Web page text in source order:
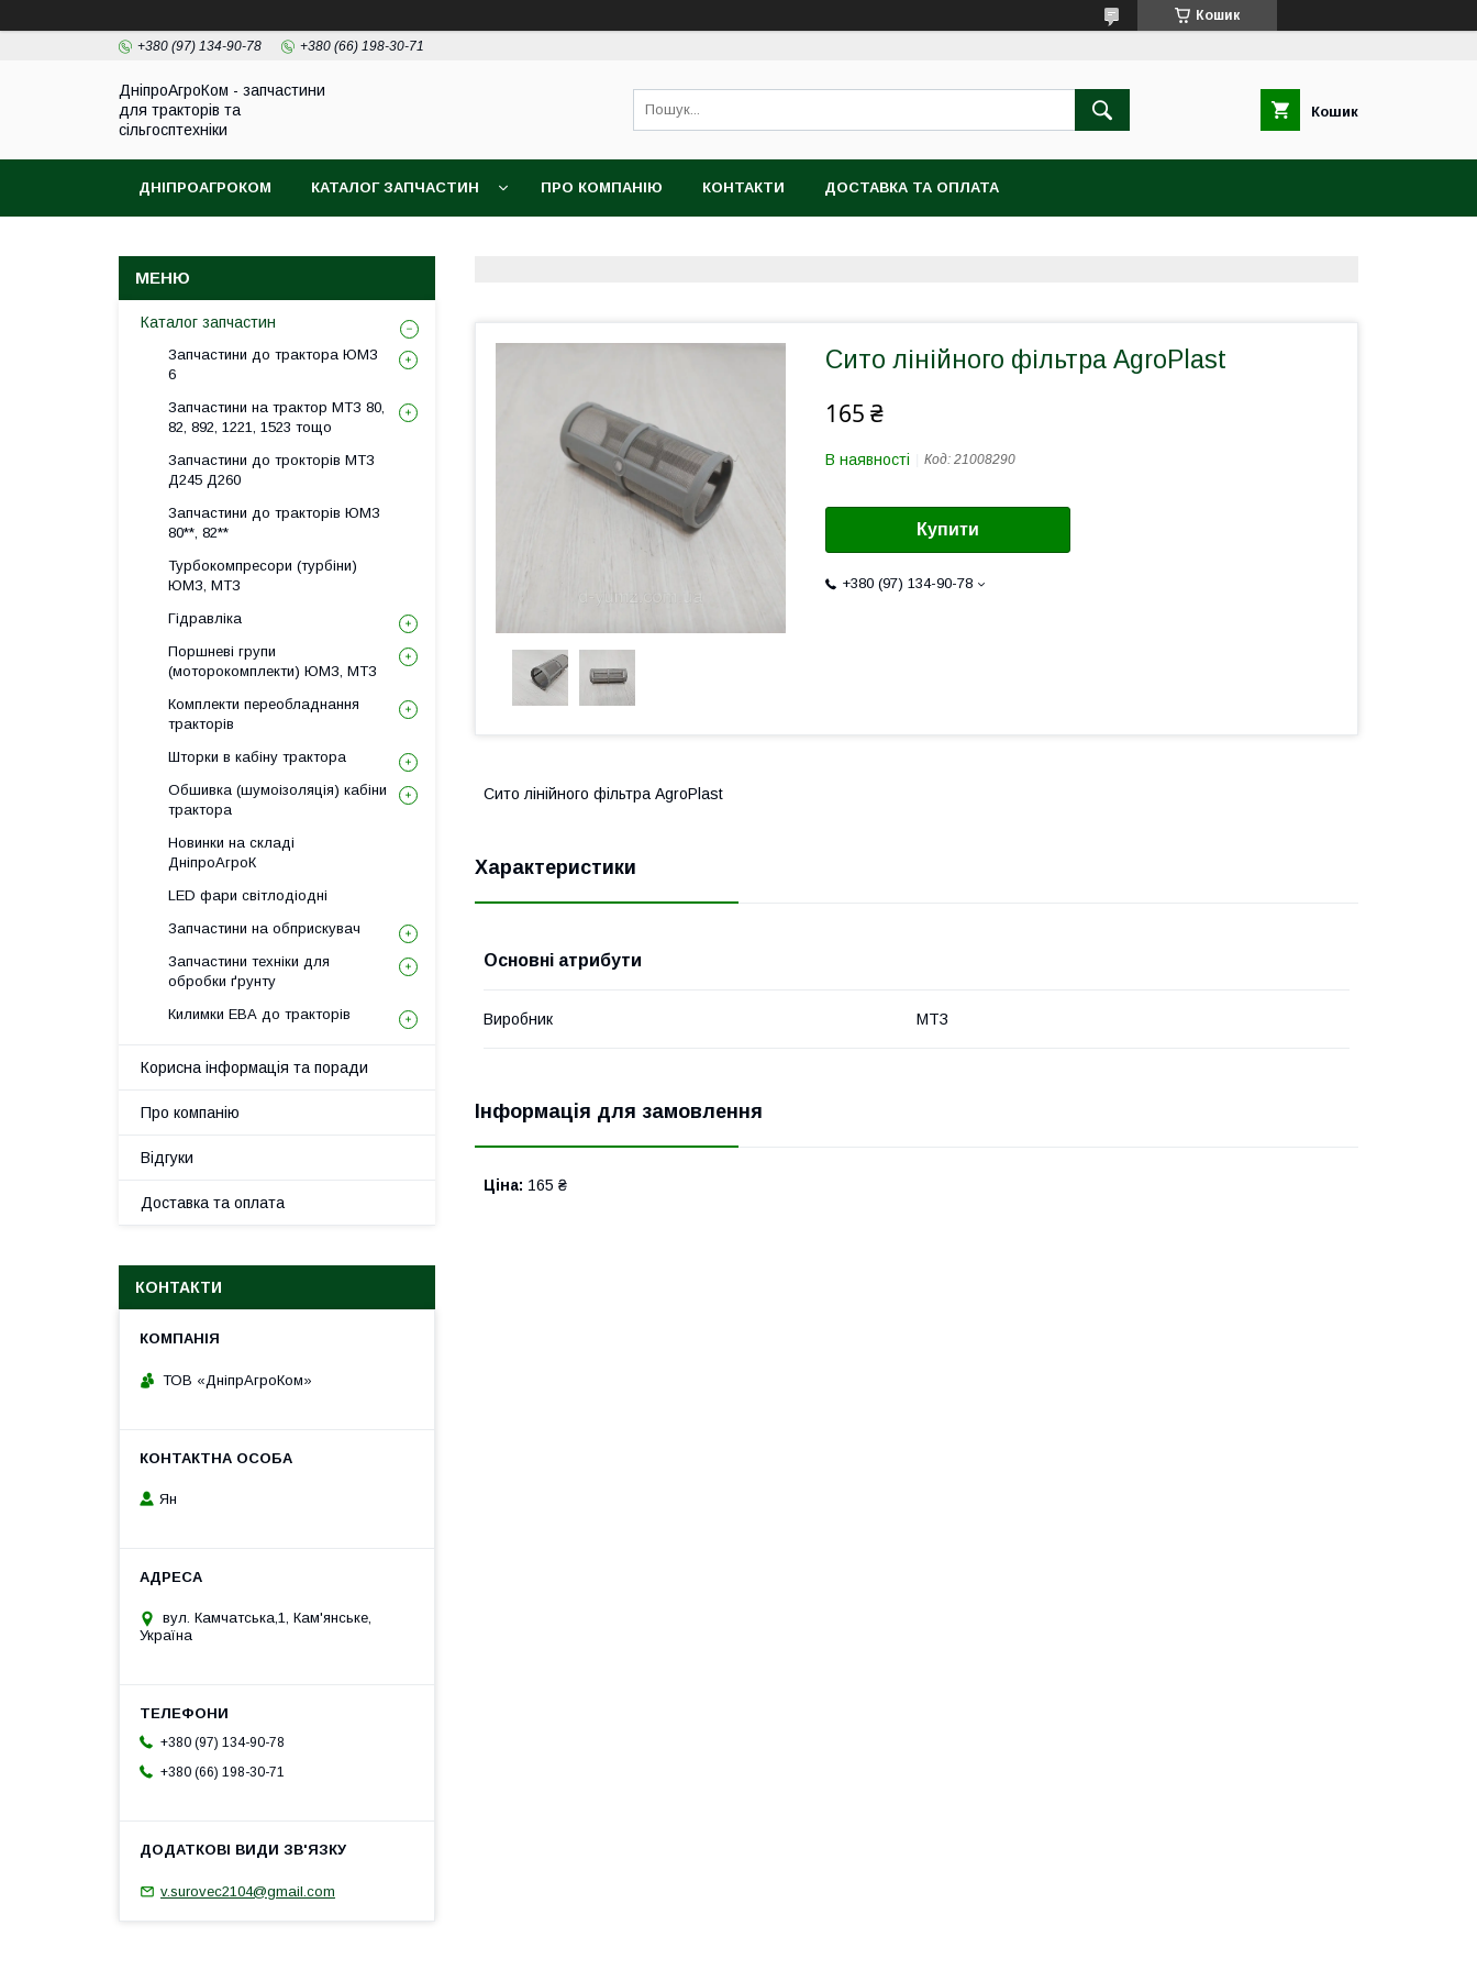
Кошик
+380 (97) 134-90-78 +380 (66) 198-30-71
ДніпроАгроКом - запчастини
для тракторів та
сільгосптехніки
Кошик
ДНІПРОАГРОКОМ КАТАЛОГ ЗАПЧАСТИН ПРО КОМПАНІЮ КОНТАКТИ ДОСТАВКА ТА ОПЛАТА
Сито лінійного фільтра AgroPlast
165 ₴
В наявності Код: 21008290
Купити
+380 (97) 134-90-78
Сито лінійного фільтра AgroPlast
Характеристики
Основні атрибути
Виробник МТЗ
Інформація для замовлення
Ціна: 165 ₴
Каталог запчастин
Запчастини до трактора ЮМЗ
6
Запчастини на трактор МТЗ 80,
82, 892, 1221, 1523 тощо
Запчастини до трокторів МТЗ
Д245 Д260
Запчастини до тракторів ЮМЗ
80**, 82**
Турбокомпресори (турбіни)
ЮМЗ, МТЗ
Гідравліка
Поршневі групи
(моторокомплекти) ЮМЗ, МТЗ
Комплекти переобладнання
тракторів
Шторки в кабіну трактора
Обшивка (шумоізоляція) кабіни
трактора
Новинки на складі
ДніпроАгроК
LED фари світлодіодні
Запчастини на обприскувач
Запчастини техніки для
обробки ґрунту
Килимки ЕВА до тракторів
Корисна інформація та поради
Про компанію
Відгуки
Доставка та оплата
КОНТАКТИ
ТОВ «ДніпрАгроКом»
Ян
вул. Камчатська,1, Кам'янське,
Україна
+380 (97) 134-90-78
+380 (66) 198-30-71
v.surovec2104@gmail.com